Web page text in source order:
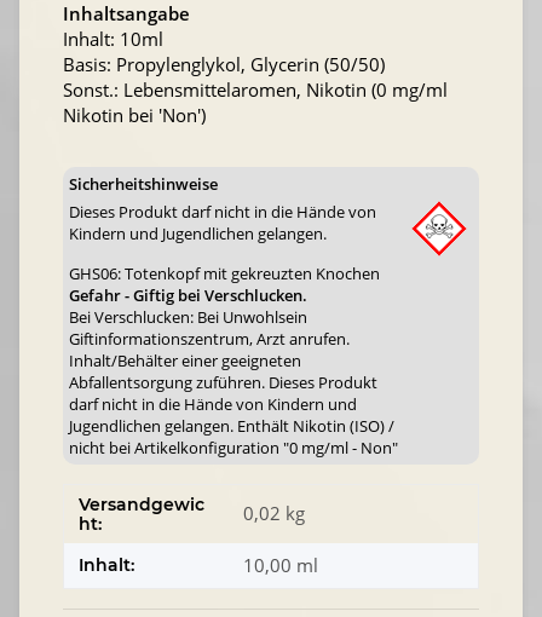
Inhaltsangabe
Inhalt: 10ml
Basis: Propylenglykol, Glycerin (50/50)
Sonst.: Lebensmittelaromen, Nikotin (0 mg/ml
Nikotin bei 'Non')
Sicherheitshinweise
Dieses Produkt darf nicht in die Hände von
Kindern und Jugendlichen gelangen.
GHS06: Totenkopf mit gekreuzten Knochen
Gefahr - Giftig bei Verschlucken.
Bei Verschlucken: Bei Unwohlsein
Giftinformationszentrum, Arzt anrufen.
Inhalt/Behälter einer geeigneten
Abfallentsorgung zuführen. Dieses Produkt
darf nicht in die Hände von Kindern und
Jugendlichen gelangen. Enthält Nikotin (ISO) /
nicht bei Artikelkonfiguration "0 mg/ml - Non"
Versandgewic
ht:
0,02 kg
Inhalt: 10,00 ml